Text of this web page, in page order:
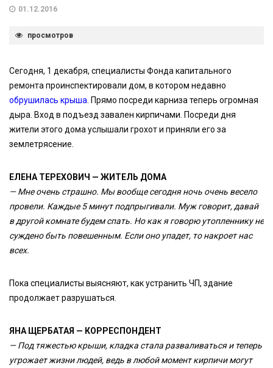
01.12.2016
просмотров
Сегодня, 1 декабря, специалисты Фонда капитального
ремонта проинспектировали дом, в котором недавно
обрушилась крыша . Прямо посреди карниза теперь огромная
дыра. Вход в подъезд завален кирпичами. Посреди дня
жители этого дома услышали грохот и приняли его за
землетрясение.
ЕЛЕНА ТЕРЕХОВИЧ — ЖИТЕЛЬ ДОМА
— Мне очень страшно. Мы вообще сегодня ночь очень весело
провели. Каждые 5 минут подпрыгивали. Муж говорит, давай
в другой комнате будем спать. Но как я говорю утопленнику не
суждено быть повешенным. Если оно упадет, то накроет нас
всех.
Пока специалисты выясняют, как устранить ЧП, здание
продолжает разрушаться.
ЯНА ЩЕРБАТАЯ — КОРРЕСПОНДЕНТ
— Под тяжестью крыши, кладка стала разваливаться и теперь
угрожает жизни людей, ведь в любой момент кирпичи могут